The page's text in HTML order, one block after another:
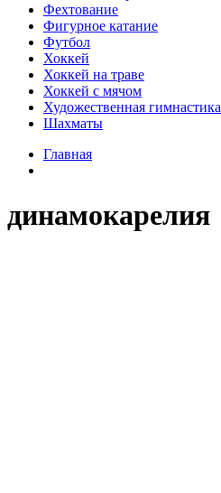
Фехтование
Фигурное катание
Футбол
Хоккей
Хоккей на траве
Хоккей с мячом
Художественная гимнастика
Шахматы
Главная
динамокарелия